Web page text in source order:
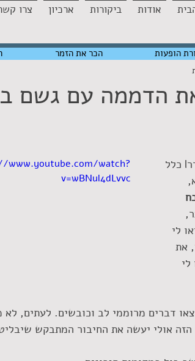
אודות ביקורות ארכיון צרו
הדממה עם גשם
www.youtube.com/watch?
v=wBNul4dLvvc
רבים לא מתייחסים לכך שהמדבר הוא בדרl כלל
לי
את
דברים מרוממי לב וכובשים. לעתים,
אולי יעשה את החיבור המתבקש
הכר את הזמר הופעות